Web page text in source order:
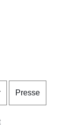
Presse